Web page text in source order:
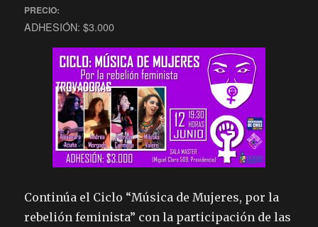
PRECIO:
ADHESIÓN: $3.000
Continúa el Ciclo “Música de Mujeres, por la
rebelión feminista” con la participación de las